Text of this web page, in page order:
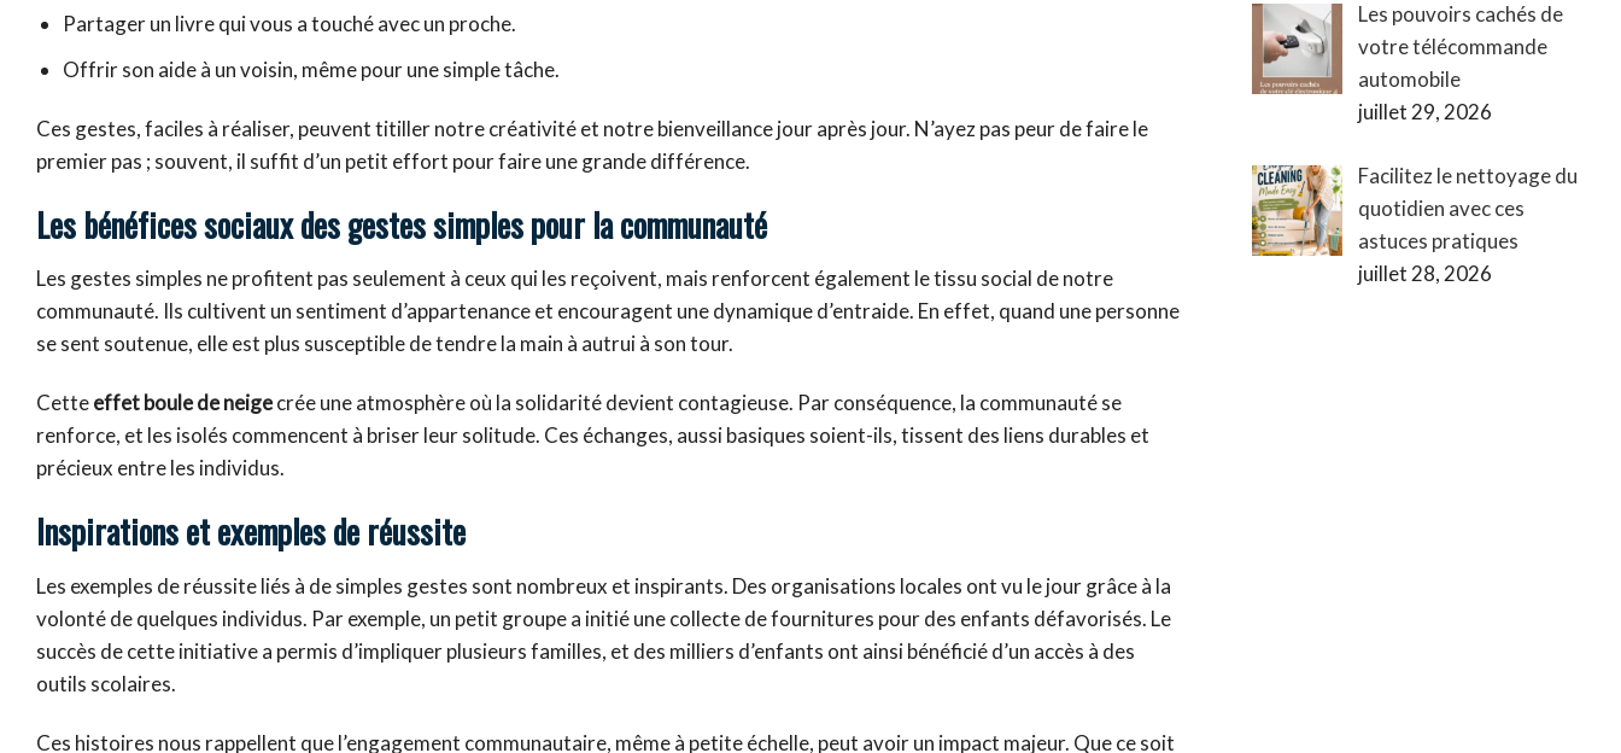
Partager un livre qui vous a touché avec un proche.
Offrir son aide à un voisin, même pour une simple tâche.
Ces gestes, faciles à réaliser, peuvent titiller notre créativité et notre bienveillance jour après jour. N’ayez pas peur de faire le
premier pas ; souvent, il suffit d’un petit effort pour faire une grande différence.
Les bénéfices sociaux des gestes simples pour la communauté
Les gestes simples ne profitent pas seulement à ceux qui les reçoivent, mais renforcent également le tissu social de notre
communauté. Ils cultivent un sentiment d’appartenance et encouragent une dynamique d’entraide. En effet, quand une personne
se sent soutenue, elle est plus susceptible de tendre la main à autrui à son tour.
Cetteeffet boule de neigecrée une atmosphère où la solidarité devient contagieuse. Par conséquence, la communauté se
renforce, et les isolés commencent à briser leur solitude. Ces échanges, aussi basiques soient-ils, tissent des liens durables et
précieux entre les individus.
Inspirations et exemples de réussite
Les exemples de réussite liés à de simples gestes sont nombreux et inspirants. Des organisations locales ont vu le jour grâce à la
volonté de quelques individus. Par exemple, un petit groupe a initié une collecte de fournitures pour des enfants défavorisés. Le
succès de cette initiative a permis d’impliquer plusieurs familles, et des milliers d’enfants ont ainsi bénéficié d’un accès à des
outils scolaires.
Ces histoires nous rappellent que l’engagement communautaire, même à petite échelle, peut avoir un impact majeur. Que ce soit
Les pouvoirs cachés de
votre télécommande
automobile
juillet 29, 2026
Facilitez le nettoyage du
quotidien avec ces
astuces pratiques
juillet 28, 2026